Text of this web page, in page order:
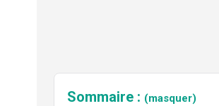
Sommaire : (masquer)